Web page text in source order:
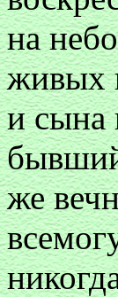
на
живых
и сына
же